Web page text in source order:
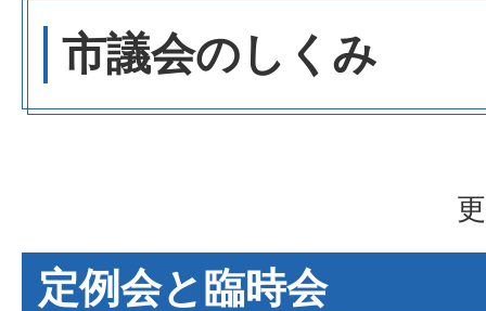
市議会のしくみ
定例会と臨時会